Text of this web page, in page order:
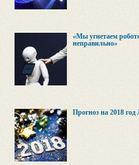
«Мы угнетаем
неправильно»
Прогноз на 2018